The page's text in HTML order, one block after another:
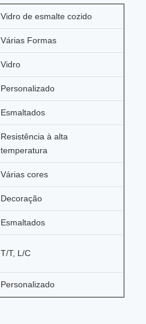
Vidro de esmalte cozido
Várias Formas
Vidro
Personalizado
Esmaltados
Resistência à alta
temperatura
Várias cores
Decoração
Esmaltados
T/T, L/C
Personalizado